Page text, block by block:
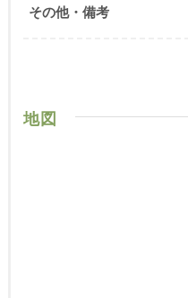
その他・備考
地図